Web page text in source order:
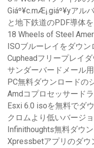
Giáº¥c.mÆ¡.giáº¥yアル
と地下鉄道のPDF導体
18 Wheels of Steel
ISOブルーレイをダウ
Cupheadフリープレイ
サンダーバードメール
PC無料ダウンロードの
Amdコプロセッサード
Esxi 6.0 isoを無料でダ
クロムより低いバージ
Infinithoughts無料ダウ
Xpressbetアプリのダウ